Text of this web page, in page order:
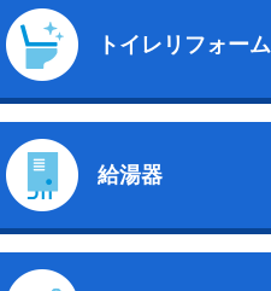
トイレリフォーム
給湯器